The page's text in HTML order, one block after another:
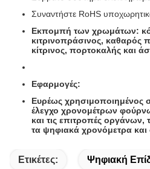
Συναντήστε RoHS
Εκπομπή των χρωμάτων:
κιτρινοπράσινος, καθαρός
κίτρινος, πορτοκαλής και
Εφαρμογές:
Ευρέως χρησιμοποιημένος
έλεγχο χρονομέτρων
και τις επιτροπές οργάνων,
τα ψηφιακά χρονόμετρα και
Ετικέτες: Ψηφιακή